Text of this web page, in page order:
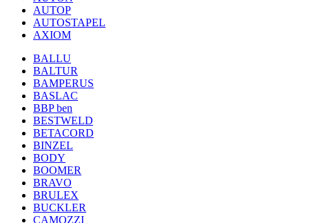
AUTOP
AUTOSTAPEL
AXIOM
BALLU
BALTUR
BAMPERUS
BASLAC
BBP ben
BESTWELD
BETACORD
BINZEL
BODY
BOOMER
BRAVO
BRULEX
BUCKLER
CAMOZZI